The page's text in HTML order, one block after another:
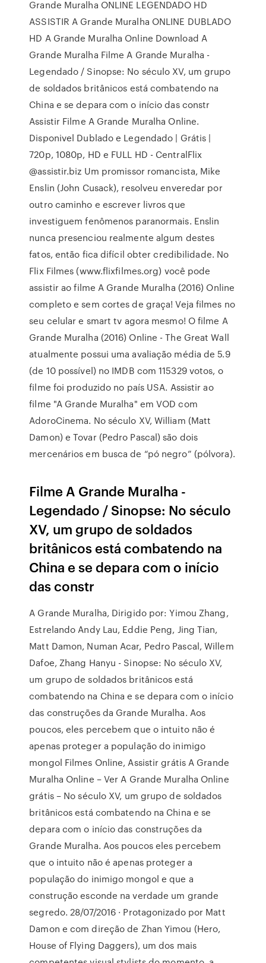
Grande Muralha ONLINE LEGENDADO HD
ASSISTIR A Grande Muralha ONLINE DUBLADO
HD A Grande Muralha Online Download A
Grande Muralha Filme A Grande Muralha -
Legendado / Sinopse: No século XV, um grupo
de soldados britânicos está combatendo na
China e se depara com o início das constr
Assistir Filme A Grande Muralha Online.
Disponivel Dublado e Legendado | Grátis |
720p, 1080p, HD e FULL HD - CentralFlix
@assistir.biz Um promissor romancista, Mike
Enslin (John Cusack), resolveu enveredar por
outro caminho e escrever livros que
investiguem fenômenos paranormais. Enslin
nunca presenciou realmente algum destes
fatos, então fica difícil obter credibilidade. No
Flix Filmes (www.flixfilmes.org) você pode
assistir ao filme A Grande Muralha (2016) Online
completo e sem cortes de graça! Veja filmes no
seu celular e smart tv agora mesmo! O filme A
Grande Muralha (2016) Online - The Great Wall
atualmente possui uma avaliação média de 5.9
(de 10 possível) no IMDB com 115329 votos, o
filme foi produzido no país USA. Assistir ao
filme "A Grande Muralha" em VOD com
AdoroCinema. No século XV, William (Matt
Damon) e Tovar (Pedro Pascal) são dois
mercenários em busca de “pó negro” (pólvora).
Filme A Grande Muralha -
Legendado / Sinopse: No século
XV, um grupo de soldados
britânicos está combatendo na
China e se depara com o início
das constr
A Grande Muralha, Dirigido por: Yimou Zhang,
Estrelando Andy Lau, Eddie Peng, Jing Tian,
Matt Damon, Numan Acar, Pedro Pascal, Willem
Dafoe, Zhang Hanyu - Sinopse: No século XV,
um grupo de soldados britânicos está
combatendo na China e se depara com o início
das construções da Grande Muralha. Aos
poucos, eles percebem que o intuito não é
apenas proteger a população do inimigo
mongol Filmes Online, Assistir grátis A Grande
Muralha Online – Ver A Grande Muralha Online
grátis – No século XV, um grupo de soldados
britânicos está combatendo na China e se
depara com o início das construções da
Grande Muralha. Aos poucos eles percebem
que o intuito não é apenas proteger a
população do inimigo mongol e que a
construção esconde na verdade um grande
segredo. 28/07/2016 · Protagonizado por Matt
Damon e com direção de Zhan Yimou (Hero,
House of Flying Daggers), um dos mais